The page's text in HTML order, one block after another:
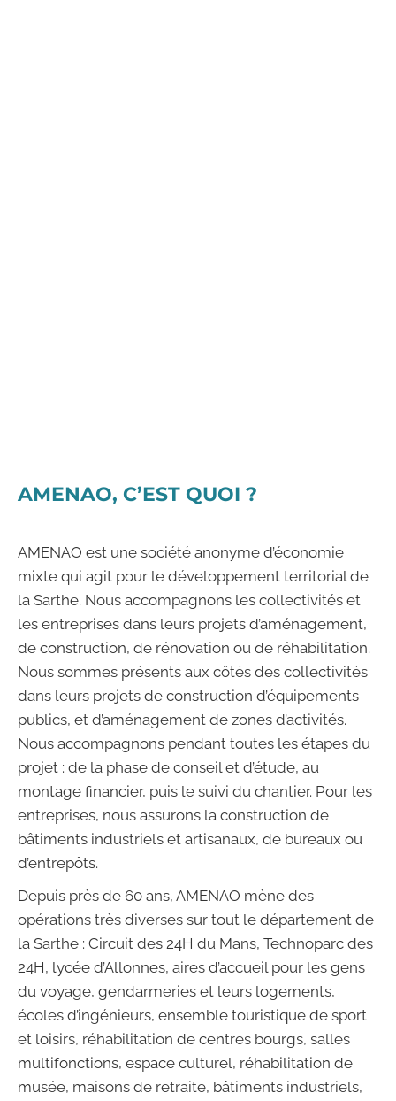
AMENAO, C’EST QUOI ?
AMENAO est une société anonyme d’économie
mixte qui agit pour le développement territorial de
la Sarthe. Nous accompagnons les collectivités et
les entreprises dans leurs projets d’aménagement,
de construction, de rénovation ou de réhabilitation.
Nous sommes présents aux côtés des collectivités
dans leurs projets de construction d’équipements
publics, et d’aménagement de zones d’activités.
Nous accompagnons pendant toutes les étapes du
projet : de la phase de conseil et d’étude, au
montage financier, puis le suivi du chantier. Pour les
entreprises, nous assurons la construction de
bâtiments industriels et artisanaux, de bureaux ou
d’entrepôts.
Depuis près de 60 ans, AMENAO mène des
opérations très diverses sur tout le département de
la Sarthe : Circuit des 24H du Mans, Technoparc des
24H, lycée d’Allonnes, aires d’accueil pour les gens
du voyage, gendarmeries et leurs logements,
écoles d’ingénieurs, ensemble touristique de sport
et loisirs, réhabilitation de centres bourgs, salles
multifonctions, espace culturel, réhabilitation de
musée, maisons de retraite, bâtiments industriels,